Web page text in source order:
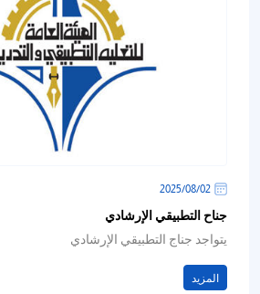
02‏/08‏/2025
جناح التطبيقي الإرشادي
يتواجد جناج التطبيقي الإرشادي
المزيد